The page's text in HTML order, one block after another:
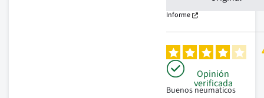
Informe
Opinión
verificada
Buenos neumaticos